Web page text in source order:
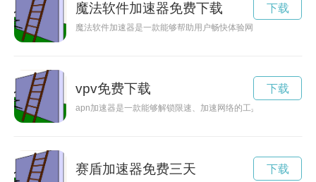
魔法软件加速器免费下载
魔法软件加速器是一款能够帮助用户畅快体验网络世界的神奇
下载
vpv免费下载
apn加速器是一款能够解锁限速、加速网络的工具，可以帮助用
下载
赛盾加速器免费三天 下载